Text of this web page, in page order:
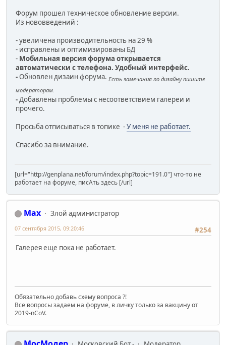
Форум прошел техническое обновление версии.
Из нововведений :
- увеличена производительность на 29 %
- исправлены и оптимизированы БД
- Мобильная версия форума открывается
автоматически с телефона. Удобный интерфейс.
-Обновлен дизаин форума. Есть замечания по дизайну пишите
модераторам.
-Добавлены проблемы с несоответствием галереи и
прочего.
Просьба отписываться в топике -У меня не работает.
Спасибо за внимание.
[url="http://genplana.net/forum/index.php?topic=191.0"] что-то не
работает на форуме, писАть здесь [/url]
Max
Злой администратор
#254
07 сентября 2015, 09:20:46
Галерея еще пока не работает.
Обязательно добавь схему вопроса ?!
Все вопросы задаем на форуме, в личку только за вакцину от
2019-nCoV.